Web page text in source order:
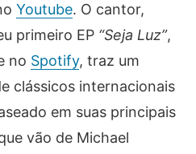
Youtube. O cantor,
primeiro EP “Seja Luz”,
no Spotify, traz um
clássicos internacionais
em suas principais
vão de Michael